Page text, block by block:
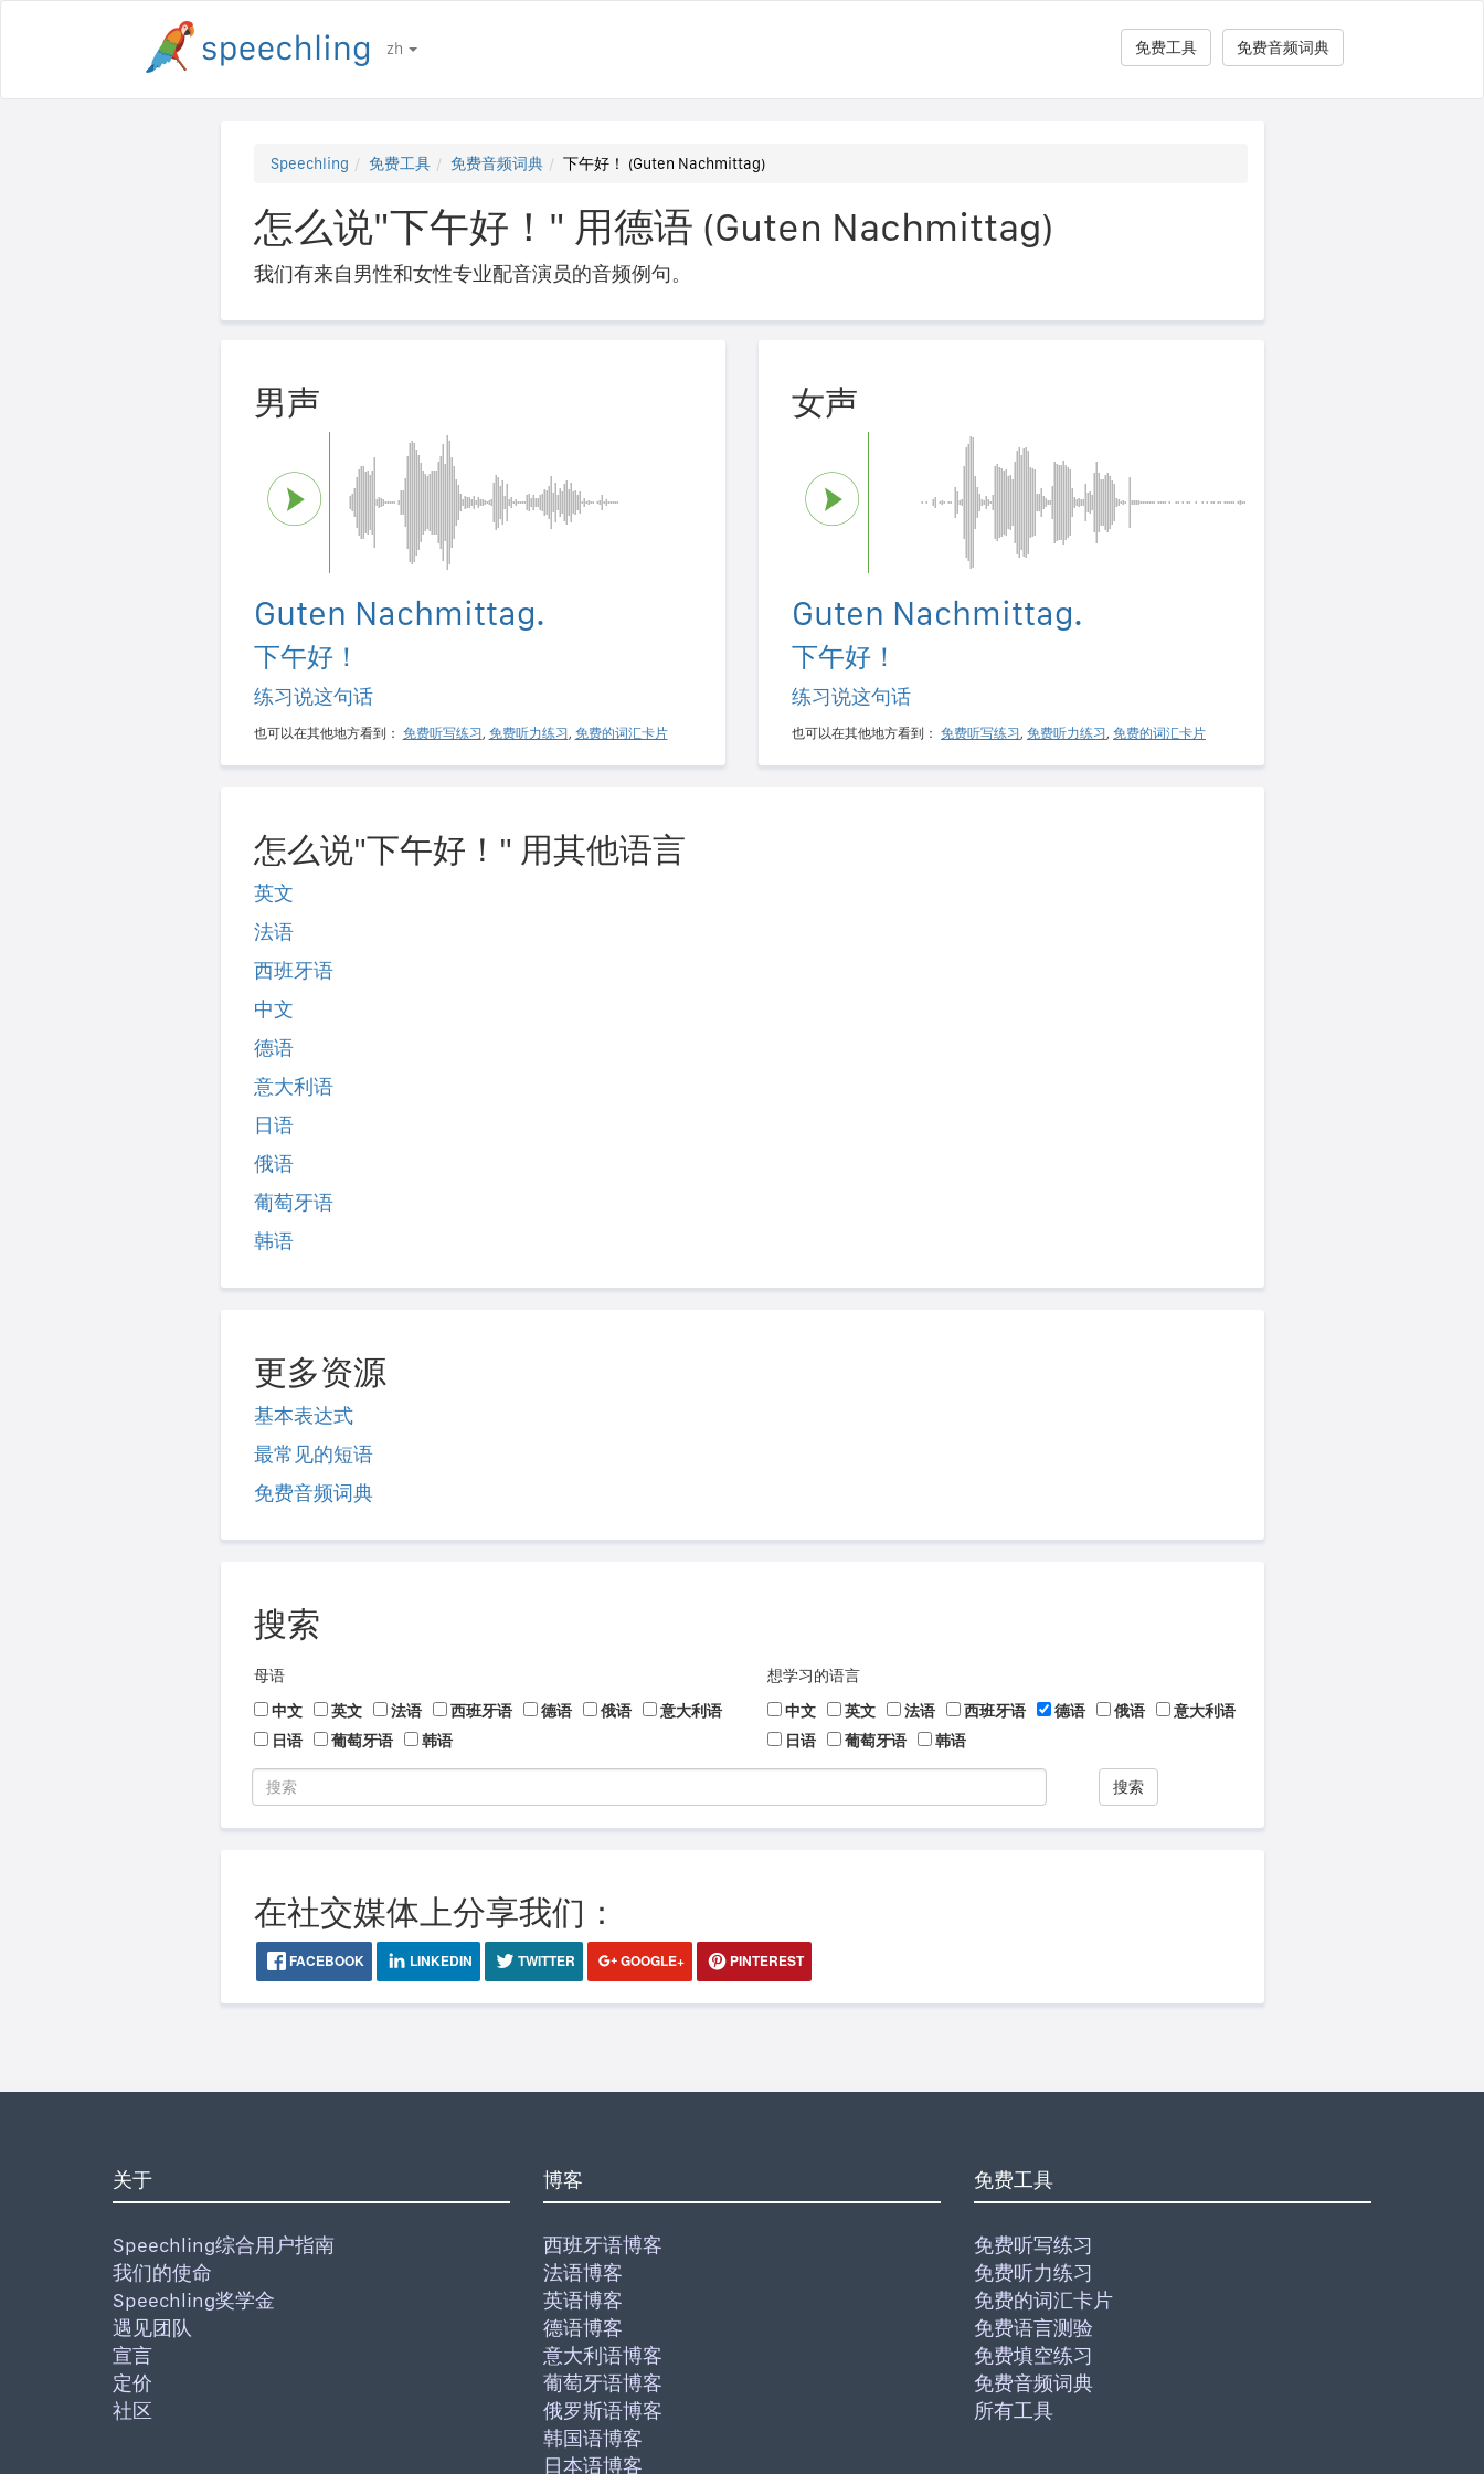
zh 免费音频词典
免费工具
Speechling 免费工具 免费音频词典 下午好！ (Guten Nachmittag)
怎么说"下午好！" 用德语 (Guten Nachmittag)
我们有来自男性和女性专业配音演员的音频例句。
男声
Guten Nachmittag.
下午好！
练习说这句话
也可以在其他地方看到： 免费听写练习, 免费听力练习, 免费的词汇卡片
女声
Guten Nachmittag.
下午好！
练习说这句话
也可以在其他地方看到： 免费听写练习, 免费听力练习, 免费的词汇卡片
怎么说"下午好！" 用其他语言
英文
法语
西班牙语
中文
德语
意大利语
日语
俄语
葡萄牙语
韩语
更多资源
基本表达式
最常见的短语
免费音频词典
搜索
母语
中文
英文 法语 西班牙语 德语 俄语
意大利语
日语
葡萄牙语 韩语
想学习的语言
中文
英文 法语 西班牙语 德语 俄语
意大利语
日语
葡萄牙语 韩语
搜索
在社交媒体上分享我们：
FACEBOOK LINKEDIN TWITTER GOOGLE+ PINTEREST
关于
Speechling综合用户指南
我们的使命
Speechling奖学金
遇见团队
宣言
定价
社区
博客
西班牙语博客
法语博客
英语博客
德语博客
意大利语博客
葡萄牙语博客
俄罗斯语博客
韩国语博客
日本语博客
免费工具
免费听写练习
免费听力练习
免费的词汇卡片
免费语言测验
免费填空练习
免费音频词典
所有工具